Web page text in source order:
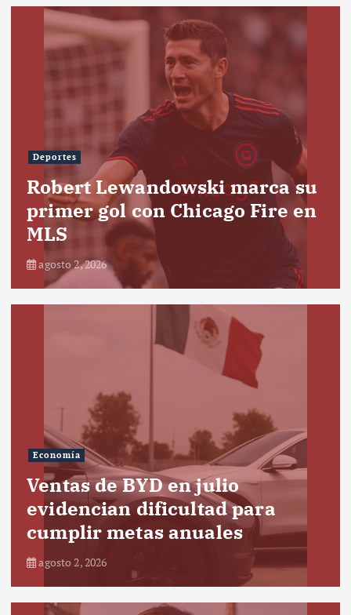
Deportes
Robert Lewandowski marca su
primer gol con Chicago Fire en
MLS
agosto 2, 2026
Economía
Ventas de BYD en julio
evidencian dificultad para
cumplir metas anuales
agosto 2, 2026